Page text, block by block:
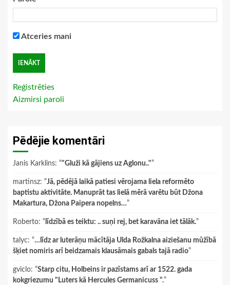
Atceries mani
Reģistrēties
Aizmirsi paroli
Pēdējie komentāri
Janis Karklins: “"Gluži kā gājiens uz Aglonu.."”
martinsz: “Jā, pēdējā laikā patiesi vērojama liela reformēto
baptistu aktivitāte. Manuprāt tas lielā mērā varētu būt Džona
Makartura, Džona Paipera nopelns…”
Roberto: “ līdzībā es teiktu: .. suņi rej, bet karavāna iet tālāk.”
talyc: “…līdz ar luterāņu mācītāja Ulda Rožkalna aiziešanu mūžībā
šķiet nomiris arī beidzamais klausāmais gabals tajā radio”
gviclo: “Starp citu, Holbeins ir pazīstams arī ar 1522. gada
kokgriezumu "Luters kā Hercules Germanicuss ".”